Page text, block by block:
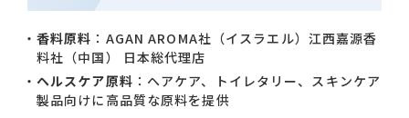
香料原料 ：AGAN AROMA社（イスラエル）江西嘉源香
料社（中国） 日本総代理店
ヘルスケア原料 ：ヘアケア、トイレタリー、スキンケア
製品向けに高品質な原料を提供